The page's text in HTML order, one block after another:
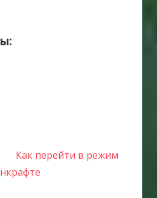
Как перейти в режим